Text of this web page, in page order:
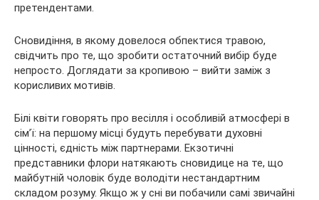
претендентами.
Сновидіння, в якому довелося обпектися травою,
свідчить про те, що зробити остаточний вибір буде
непросто. Доглядати за кропивою – вийти заміж з
корисливих мотивів.
Білі квіти говорять про весілля і особливій атмосфері в
сім’ї: на першому місці будуть перебувати духовні
цінності, єдність між партнерами. Екзотичні
представники флори натякають сновидице на те, що
майбутній чоловік буде володіти нестандартним
складом розуму. Якщо ж у сні ви побачили самі звичайні